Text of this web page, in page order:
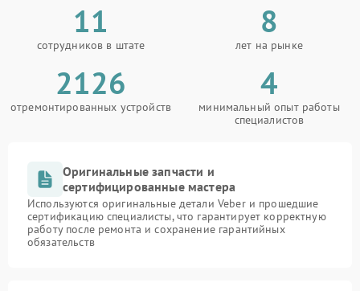
11
сотрудников в штате
8
лет на рынке
2126
отремонтированных устройств
4
минимальный опыт работы
специалистов
Оригинальные запчасти и
сертифицированные мастера
Используются оригинальные детали Veber и прошедшие
сертификацию специалисты, что гарантирует корректную
работу после ремонта и сохранение гарантийных
обязательств